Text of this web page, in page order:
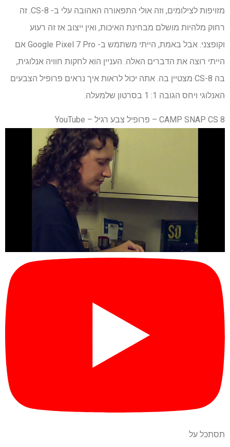
מזויפות לצילומים, וזה אולי התפאורה האהובה עלי ב- CS-8. זה
רחוק מלהיות מושלם מבחינת האיכות, ואין ייצוב אז זה רעוע
וקופצני. אבל באמת, הייתי משתמש ב- Google Pixel 7 Pro אם
הייתי רוצה את הדברים האלה. העניין הוא לחקות חוויה אנלוגית,
בה CS-8 מצטיין בה. אתה יכול לראות איך נראים פרופיל הצבעים
האנלוגי ויחס הגובה 1: 1 בסרטון שלמעלה.
CAMP SNAP CS 8 – פרופיל צבע רגיל – YouTube
תסתכל על